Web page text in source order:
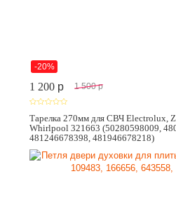
-20%
1 200 p 1 500 p
Тарелка 270мм для СВЧ Electrolux,
Whirlpool 321663 (50280598009,
481246678398, 481946678218)